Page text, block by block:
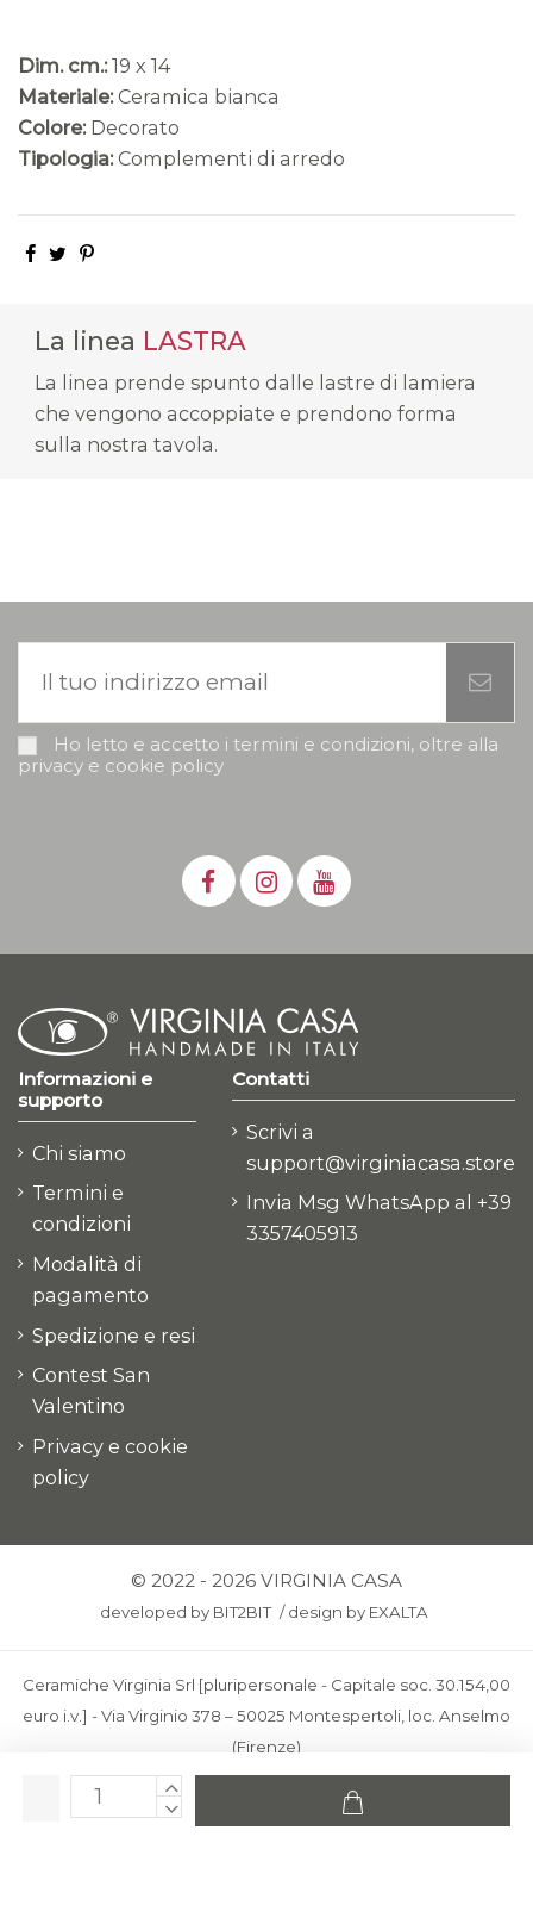
Dim. cm.: 19 x 14
Materiale: Ceramica bianca
Colore: Decorato
Tipologia: Complementi di arredo
La linea LASTRA
La linea prende spunto dalle lastre di lamiera
che vengono accoppiate e prendono forma
sulla nostra tavola.
Ho letto e accetto i termini e condizioni, oltre alla
privacy e cookie policy
Informazioni e
supporto
Chi siamo
Termini e
condizioni
Modalità di
pagamento
Spedizione e resi
Contest San
Valentino
Privacy e cookie
policy
Contatti
Scrivi a
support@virginiacasa.store
Invia Msg WhatsApp al +39
3357405913
© 2022 - 2026 VIRGINIA CASA
developed by BIT2BIT /design by EXALTA
Ceramiche Virginia Srl [pluripersonale - Capitale soc. 30.154,00
euro i.v.] - Via Virginio 378 – 50025 Montespertoli, loc. Anselmo
(Firenze)
C.F. e P.IVA: IT00436100481 - REA: FI-227733 - PEC:
ceramichevirginia@pec.it